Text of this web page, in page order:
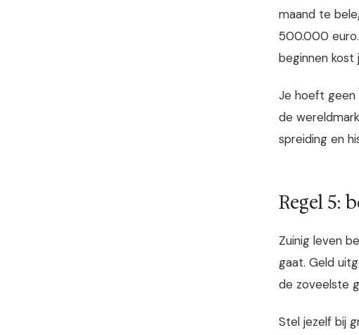
maand te
500.000
beginnen
Je hoeft geen
de
spreiding en
Regel 5:
Zuinig leven
gaat. Geld
de zoveelste
Stel jezelf bij